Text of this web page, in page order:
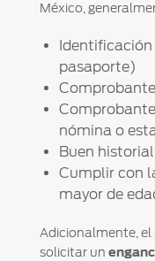
México,
pasaporte)
nómina o
Buen
Cumplir con
mayor de
Adicionalmente,
solicitar un